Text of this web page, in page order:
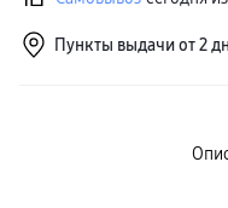
сплит
Уценка
Пункты выдачи от 2